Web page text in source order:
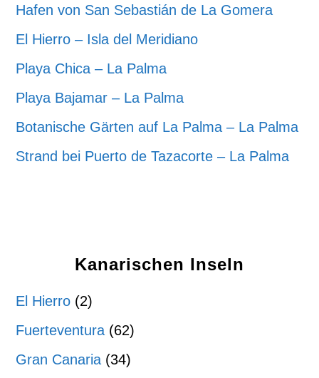
Hafen von San Sebastián de La Gomera
El Hierro – Isla del Meridiano
Playa Chica – La Palma
Playa Bajamar – La Palma
Botanische Gärten auf La Palma – La Palma
Strand bei Puerto de Tazacorte – La Palma
Kanarischen Inseln
El Hierro (2)
Fuerteventura (62)
Gran Canaria (34)